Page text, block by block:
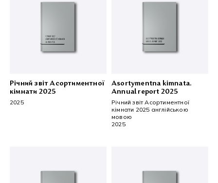
Річний звіт Асортиментної
кімнати 2025
2025
Asortymentna kimnata.
Annual report 2025
Річний звіт Асортиментної
кімнати 2025 англійською
мовою
2025